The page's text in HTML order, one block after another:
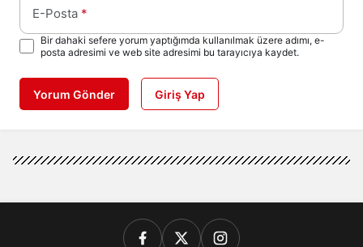
E-Posta *
Bir dahaki sefere yorum yaptığımda kullanılmak üzere adımı, e-
posta adresimi ve web site adresimi bu tarayıcıya kaydet.
Yorum Gönder Giriş Yap